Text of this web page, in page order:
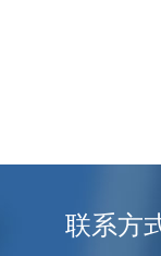
联系方